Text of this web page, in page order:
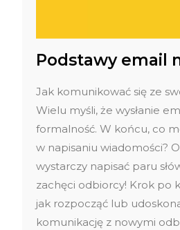
Podstawy email
Jak komunikować się ze
Wielu myśli, że wysłanie
formalność. W końcu, co
w napisaniu wiadomości?
wystarczy napisać paru
zachęci odbiorcy! Krok po
jak rozpocząć lub
komunikację z nowymi